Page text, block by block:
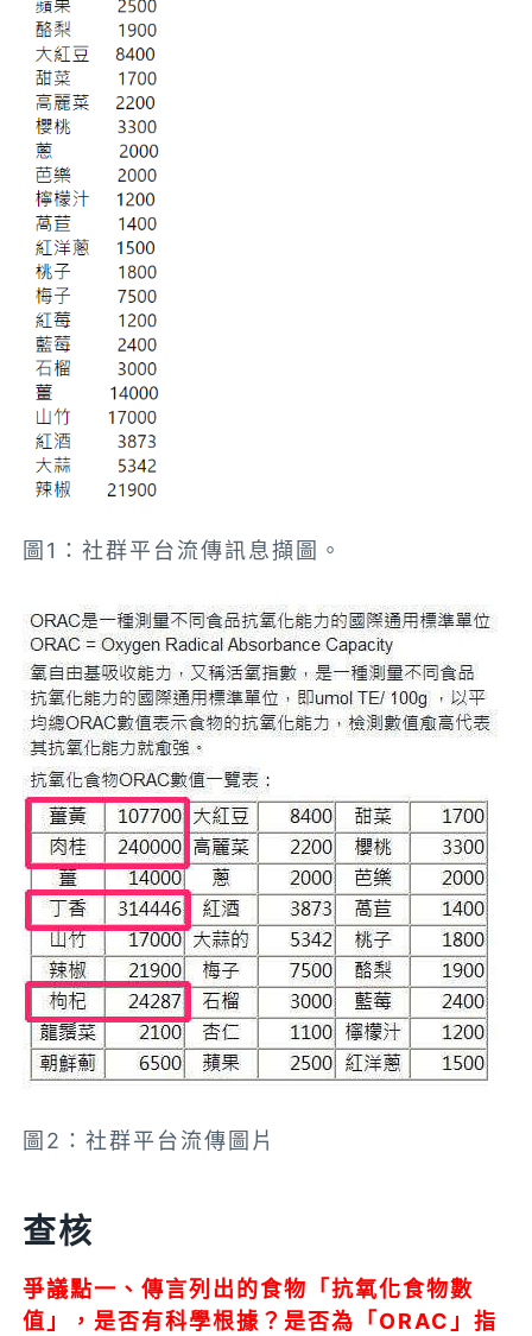
圖1：社群平台流傳訊息擷圖。
圖2：社群平台流傳圖片
查核
爭議點一、傳言列出的食物「抗氧化食物數
值」，是否有科學根據？是否為「ORAC」指